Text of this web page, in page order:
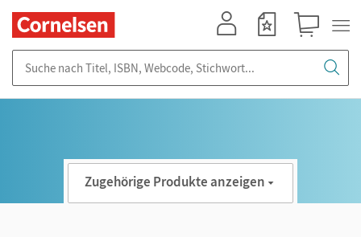
Zugehörige Produkte anzeigen